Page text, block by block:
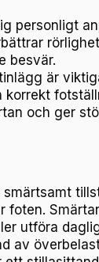
personligt
besvär.
är
och ger
smärtsamt
foten.
utföra
av